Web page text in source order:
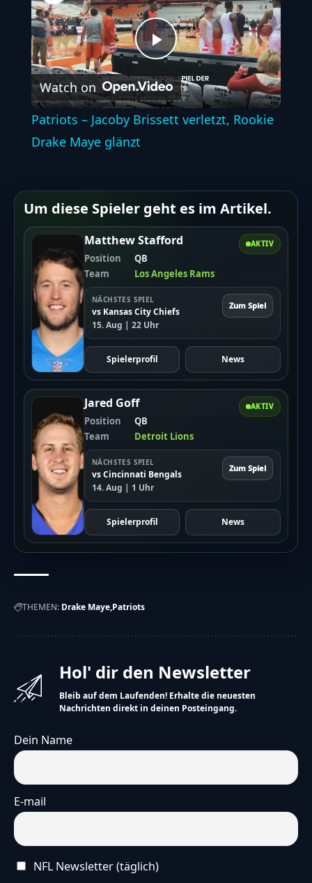
Play
Video
Watch on
Patriots – Jacoby Brissett verletzt, Rookie
Drake Maye glänzt
Um diese Spieler geht es im Artikel.
AKTIV
Matthew Stafford
Position
QB
Team
Los Angeles Rams
NÄCHSTES SPIEL
vs Kansas City Chiefs
15. Aug | 22 Uhr
Zum Spiel
Spielerprofil News
AKTIV
Jared Goff
Position
QB
Team
Detroit Lions
NÄCHSTES SPIEL
vs Cincinnati Bengals
14. Aug | 1 Uhr
Zum Spiel
Spielerprofil News
THEMEN: Drake Maye Patriots
Hol' dir den Newsletter
Bleib auf dem Laufenden! Erhalte die neuesten
Nachrichten direkt in deinen Posteingang.
Dein Name
E-mail
NFL Newsletter (täglich)